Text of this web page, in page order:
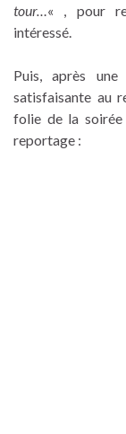
tour… « , pour
intéressé.
Puis, après
satisfaisante au
folie de la soirée
reportage :